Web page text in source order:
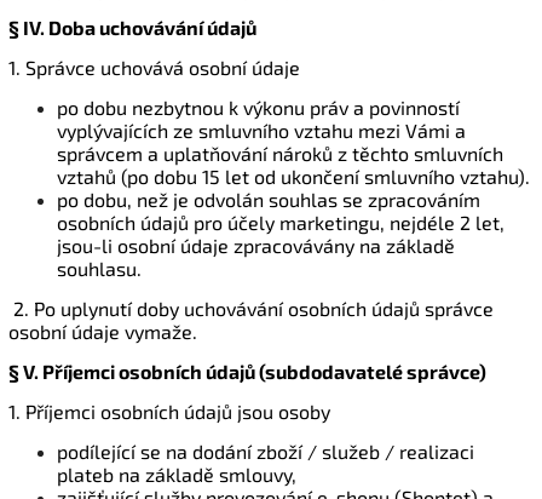
§ IV. Doba uchovávání údajů
1. Správce uchovává osobní údaje
po dobu nezbytnou k výkonu práv a povinností
vyplývajících ze smluvního vztahu mezi Vámi a
správcem a uplatňování nároků z těchto smluvních
vztahů (po dobu 15 let od ukončení smluvního vztahu).
po dobu, než je odvolán souhlas se zpracováním
osobních údajů pro účely marketingu, nejdéle 2 let,
jsou-li osobní údaje zpracovávány na základě
souhlasu.
2. Po uplynutí doby uchovávání osobních údajů správce
osobní údaje vymaže.
§ V. Příjemci osobních údajů (subdodavatelé správce)
1. Příjemci osobních údajů jsou osoby
podílející se na dodání zboží / služeb / realizaci
plateb na základě smlouvy,